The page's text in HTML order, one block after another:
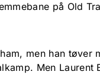
på Old
men han
Men